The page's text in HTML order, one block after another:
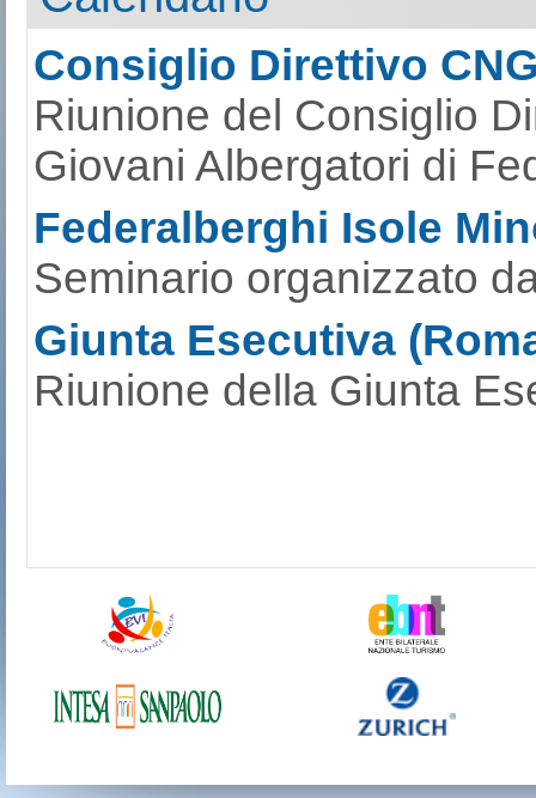
Consiglio Direttivo
Riunione del Consiglio
Giovani Albergatori di
Federalberghi Isole
Seminario organizzato
Giunta Esecutiva
Riunione della Giunta